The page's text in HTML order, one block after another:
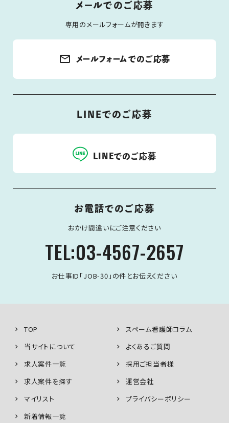
メールでのご応募
専用のメールフォームが開きます
mail_outline メールフォームでのご応募
LINEでのご応募
LINEでのご応募
お電話でのご応募
おかけ間違いにご注意ください
TEL:03-4567-2657
お仕事ID「JOB-30」の件とお伝えください
TOP
当サイトについて
求人案件一覧
求人案件を探す
マイリスト
新着情報一覧
スペーム看護師コラム
よくあるご質問
採用ご担当者様
運営会社
プライバシーポリシー